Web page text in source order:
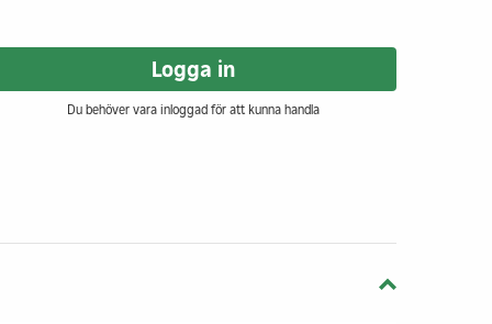
Logga in
Du behöver vara inloggad för att kunna handla